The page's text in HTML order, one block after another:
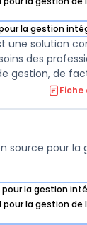
catégorie
pour la gestion
catégorie
une solution
des
gestion, de
Destiné aux
des
source pour la
pour la gestion
cette catégorie
pour la gestion de
cette catégorie